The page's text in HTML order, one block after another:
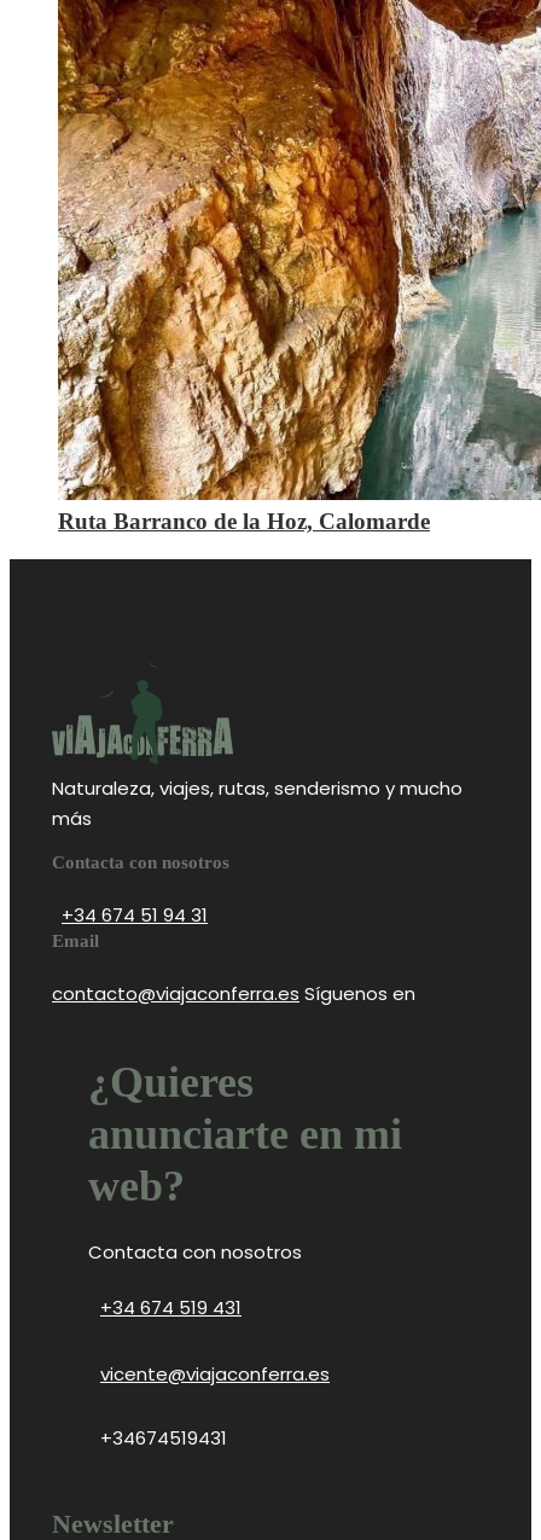
Ruta Barranco de la Hoz, Calomarde
Naturaleza, viajes, rutas, senderismo y mucho
más
Contacta con nosotros
+34 674 51 94 31
Email
contacto@viajaconferra.es Síguenos en
¿Quieres
anunciarte en mi
web?
Contacta con nosotros
+34 674 519 431
vicente@viajaconferra.es
+34674519431
Newsletter